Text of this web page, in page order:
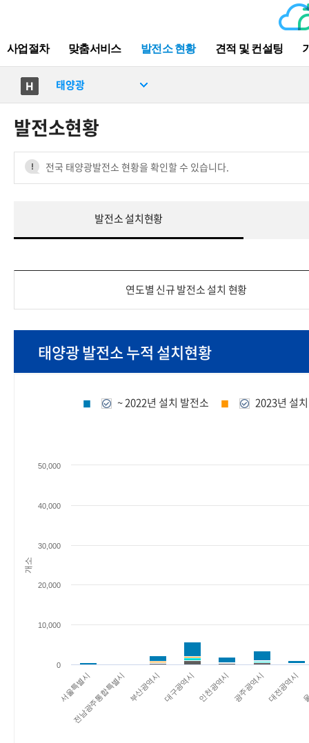
사업절차 맞춤서비스 발전소 현황 견적 및 컨설팅
태양광
발전소현황
전국 태양광발전소 현황을 확인할 수 있습니다.
발전소 설치현황
연도별 신규 발전소 설치 현황
태양광 발전소 누적 설치현황
■ ~ 2022년 설치 발전소 ■ 2023년 설
개소
서울특별시
전남광주통합특별시 부산광역시 대구광역시 인천광역시 광주광역시 대전광역시
0
10,000
20,000
30,000
40,000
50,000